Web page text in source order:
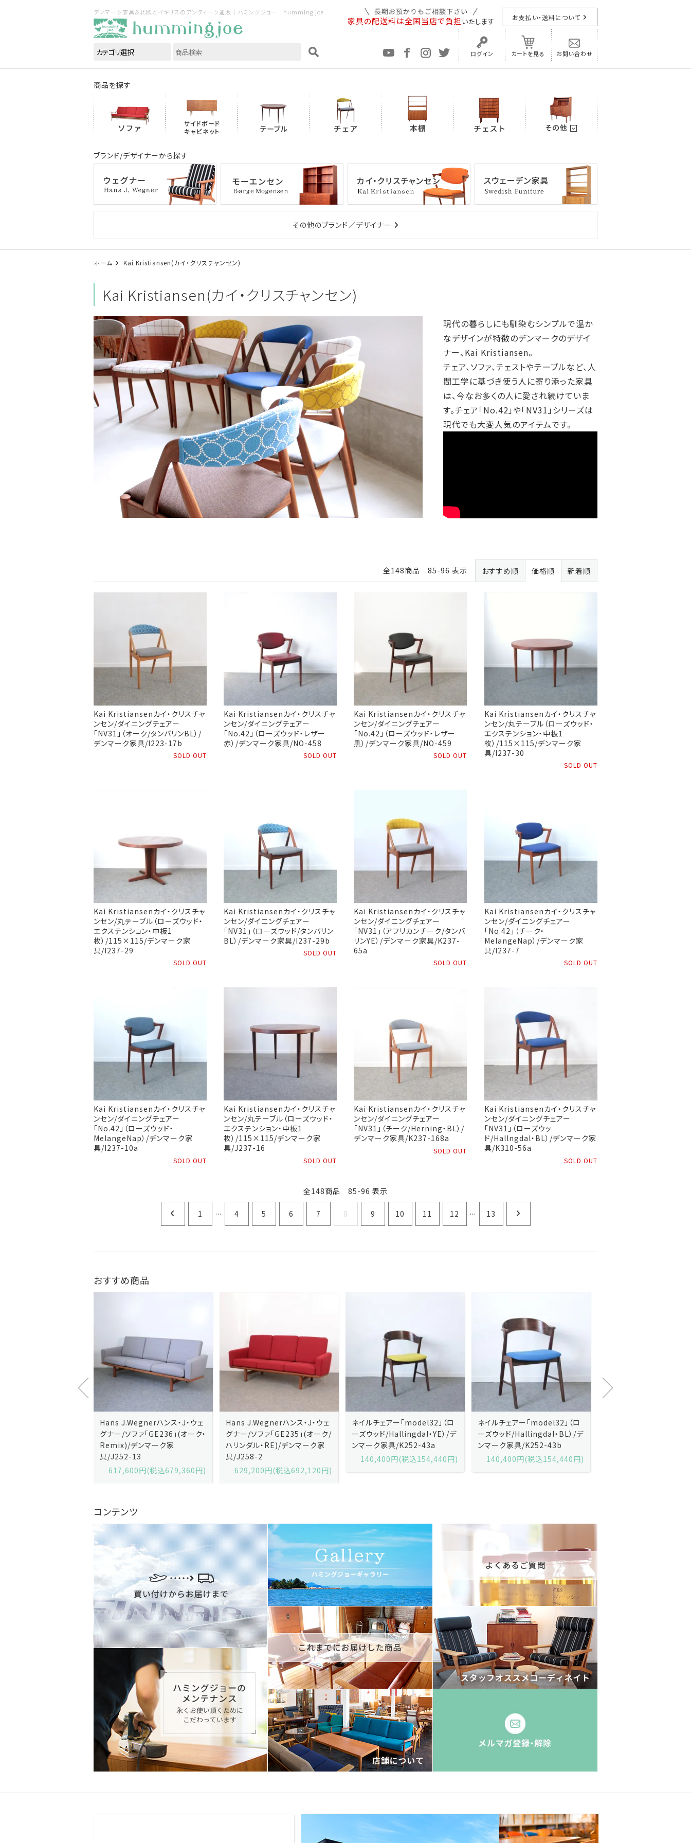
デンマーク家具＆北欧とイギリスのアンティーク通販｜ハミングジョー humming joe
家具の配送料は全国当店で負担 いたします お支払い・送料について
ログイン カートを見る お問い合わせ
商品を探す
ブランド/デザイナーから探す
その他のブランド／デザイナー
ホーム Kai Kristiansen(カイ・クリスチャンセン)
Kai Kristiansen(カイ・クリスチャンセン)
現代の暮らしにも馴染むシンプルで温か
なデザインが特徴のデンマークのデザイ
ナー、Kai Kristiansen。
チェア、ソファ、チェストやテーブルなど、人
間工学に基づき使う人に寄り添った家具
は、今なお多くの人に愛され続けていま
す。チェア「No.42」や「NV31」シリーズは
現代でも大変人気のアイテムです。
全148商品 85-96 表示 おすすめ順 価格順 新着順
Kai Kristiansenカイ・クリスチャ
ンセン/ダイニングチェアー
「NV31」（オーク/タンバリンBL）/
デンマーク家具/I223-17b
SOLD OUT
Kai Kristiansenカイ・クリスチャ
ンセン/ダイニングチェアー
「No.42」（ローズウッド・レザー
赤）/デンマーク家具/NO-458
SOLD OUT
Kai Kristiansenカイ・クリスチャ
ンセン/ダイニングチェアー
「No.42」（ローズウッド・レザー
黒）/デンマーク家具/NO-459
SOLD OUT
Kai Kristiansenカイ・クリスチャ
ンセン/丸テーブル（ローズウッド・
エクステンション・中板1
枚）/115×115/デンマーク家
具/I237-30
SOLD OUT
Kai Kristiansenカイ・クリスチャ
ンセン/丸テーブル（ローズウッド・
エクステンション・中板1
枚）/115×115/デンマーク家
具/I237-29
SOLD OUT
Kai Kristiansenカイ・クリスチャ
ンセン/ダイニングチェアー
「NV31」（ローズウッド/タンバリン
BL）/デンマーク家具/I237-29b
SOLD OUT
Kai Kristiansenカイ・クリスチャ
ンセン/ダイニングチェアー
「NV31」（アフリカンチーク/タンバ
リンYE）/デンマーク家具/K237-
65a
SOLD OUT
Kai Kristiansenカイ・クリスチャ
ンセン/ダイニングチェアー
「No.42」（チーク・
MelangeNap）/デンマーク家
具/I237-7
SOLD OUT
Kai Kristiansenカイ・クリスチャ
ンセン/ダイニングチェアー
「No.42」（ローズウッド・
MelangeNap）/デンマーク家
具/I237-10a
SOLD OUT
Kai Kristiansenカイ・クリスチャ
ンセン/丸テーブル（ローズウッド・
エクステンション・中板1
枚）/115×115/デンマーク家
具/J237-16
SOLD OUT
Kai Kristiansenカイ・クリスチャ
ンセン/ダイニングチェアー
「NV31」（チーク/Herning・BL）/
デンマーク家具/K237-168a
SOLD OUT
Kai Kristiansenカイ・クリスチャ
ンセン/ダイニングチェアー
「NV31」（ローズウッ
ド/Hallngdal・BL）/デンマーク家
具/K310-56a
SOLD OUT
全148商品 85-96 表示
1 ... 4 5 6 7 8 9 10 11 12 ... 13
おすすめ商品
Hans J.Wegnerハンス・J・ウェ
グナー/ソファ「GE235」(オーク/
ハリンダル・RE)/デンマーク家
具/J258-2
629,200円(税込692,120円)
ネイルチェアー「model32」（ロ
ーズウッド/Hallingdal・YE）/デ
ンマーク家具/K252-43a
140,400円(税込154,440円)
ネイルチェアー「model32」（ロ
ーズウッド/Hallingdal・BL）/デ
ンマーク家具/K252-43b
140,400円(税込154,440円)
Kai Kristiansenカイ・クリスチ
ャンセン/ダイニングチェアー
「No.42」（ローズウッド・レザー
黒）/デンマーク家具/J252-57j
コンテンツ